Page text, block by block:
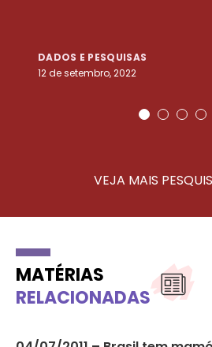
DADOS E PESQUISAS
12 de setembro, 2022
VEJA MAIS
MATÉRIAS
RELACIONADAS